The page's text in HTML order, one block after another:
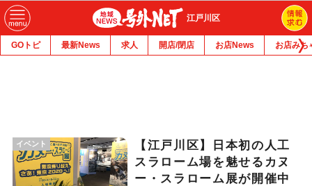
江戸川区
GOトピ 最新News 求人 開店/閉店 お店News お店みち
イベント
【江戸川区】日本初の人工
スラローム場を魅せるカヌ
ー・スラローム展が開催中